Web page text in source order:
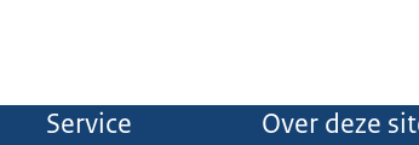
Service Over deze